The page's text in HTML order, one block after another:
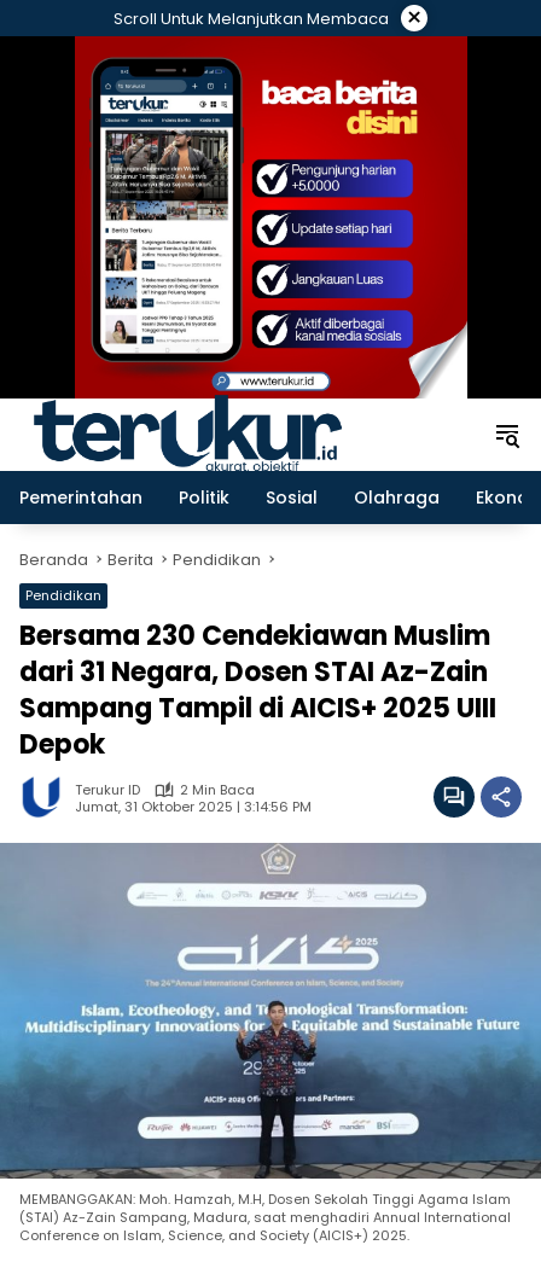
ke
Scroll Untuk Melanjutkan Membaca ×
Pemerintahan Politik Sosial Olahraga
Beranda Berita Pendidikan
Pendidikan
Bersama 230 Cendekiawan Muslim
dari 31 Negara, Dosen STAI Az-Zain
Sampang Tampil di AICIS+ 2025 UIII
Depok
Terukur ID
2 Min Baca
Jumat, 31 Oktober 2025 | 3:14:56 PM
MEMBANGGAKAN: Moh. Hamzah, M.H, Dosen Sekolah Tinggi Agama Islam
(STAI) Az-Zain Sampang, Madura, saat menghadiri Annual International
Conference on Islam, Science, and Society (AICIS+) 2025.